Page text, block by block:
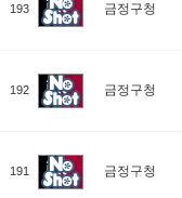
193 금정구청
192 금정구청
191 금정구청